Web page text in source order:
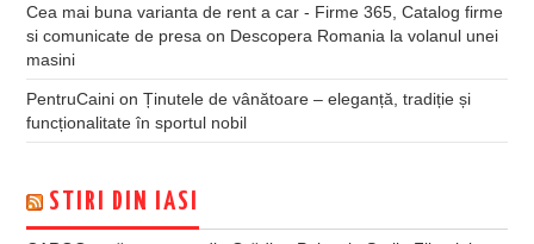
Cea mai buna varianta de rent a car - Firme 365, Catalog firme
si comunicate de presa on Descopera Romania la volanul unei
masini
PentruCaini onȚinutele de vânătoare – eleganță, tradiție și
funcționalitate în sportul nobil
STIRI DIN IASI